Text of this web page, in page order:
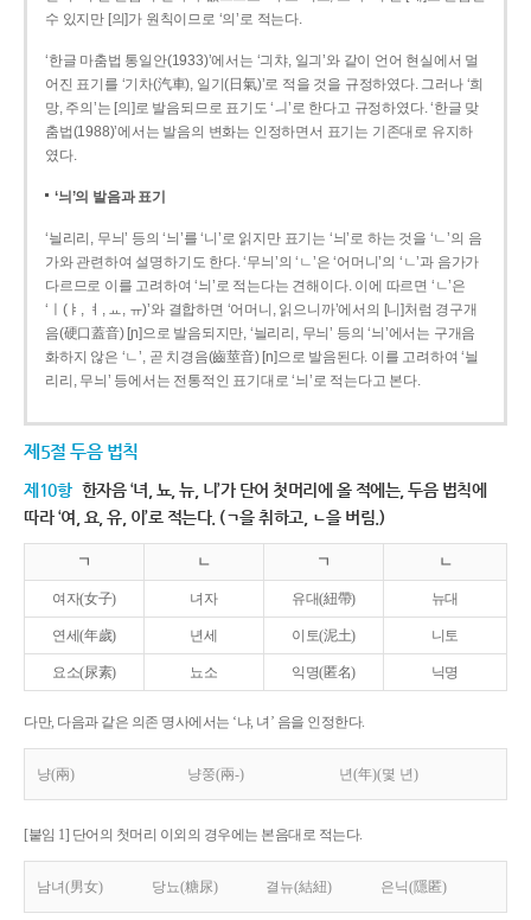
수 있지만 [의]가 원칙이므로 ‘의’로 적는다.
‘한글 마춤법 통일안(1933)’에서는 ‘긔챠, 일긔’와 같이 언어 현실에서 멀
어진 표기를 ‘기차(汽車), 일기(日氣)’로 적을 것을 규정하였다. 그러나 ‘희
망, 주의’는 [의]로 발음되므로 표기도 ‘ㅢ’로 한다고 규정하였다. ‘한글 맞
춤법(1988)’에서는 발음의 변화는 인정하면서 표기는 기존대로 유지하
였다.
‘늬’의 발음과 표기
‘늴리리, 무늬’ 등의 ‘늬’를 ‘니’로 읽지만 표기는 ‘늬’로 하는 것을 ‘ㄴ’의 음
가와 관련하여 설명하기도 한다. ‘무늬’의 ‘ㄴ’은 ‘어머니’의 ‘ㄴ’과 음가가
다르므로 이를 고려하여 ‘늬’로 적는다는 견해이다. 이에 따르면 ‘ㄴ’은
‘ㅣ(ㅑ, ㅕ, ㅛ, ㅠ)’와 결합하면 ‘어머니, 읽으니까’에서의 [니]처럼 경구개
음(硬口蓋音) [ɲ]으로 발음되지만, ‘늴리리, 무늬’ 등의 ‘늬’에서는 구개음
화하지 않은 ‘ㄴ’, 곧 치경음(齒莖音) [n]으로 발음된다. 이를 고려하여 ‘늴
리리, 무늬’ 등에서는 전통적인 표기대로 ‘늬’로 적는다고 본다.
제5절 두음 법칙
제10항 한자음 ‘녀, 뇨, 뉴, 니’가 단어 첫머리에 올 적에는, 두음 법칙에
따라 ‘여, 요, 유, 이’로 적는다. (ㄱ을 취하고, ㄴ을 버림.)
ㄱ ㄴ ㄱ ㄴ
여자(女子) 녀자 유대(紐帶) 뉴대
연세(年歲) 년세 이토(泥土) 니토
요소(尿素) 뇨소 익명(匿名) 닉명
다만, 다음과 같은 의존 명사에서는 ‘냐, 녀’ 음을 인정한다.
냥(兩) 냥쭝(兩-) 년(年)(몇 년)
[붙임 1] 단어의 첫머리 이외의 경우에는 본음대로 적는다.
남녀(男女) 당뇨(糖尿) 결뉴(結紐) 은닉(隱匿)